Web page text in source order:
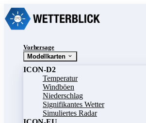
Vorhersage
Modellkarten
ICON-D2
Temperatur
Windböen
Niederschlag
Signifikantes Wetter
Simuliertes Radar